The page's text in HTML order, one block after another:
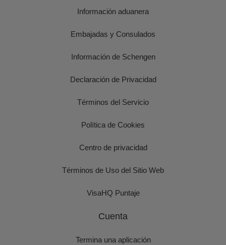
Información aduanera
Embajadas y Consulados
Información de Schengen
Declaración de Privacidad
Términos del Servicio
Política de Cookies
Centro de privacidad
Términos de Uso del Sitio Web
VisaHQ Puntaje
Cuenta
Termina una aplicación